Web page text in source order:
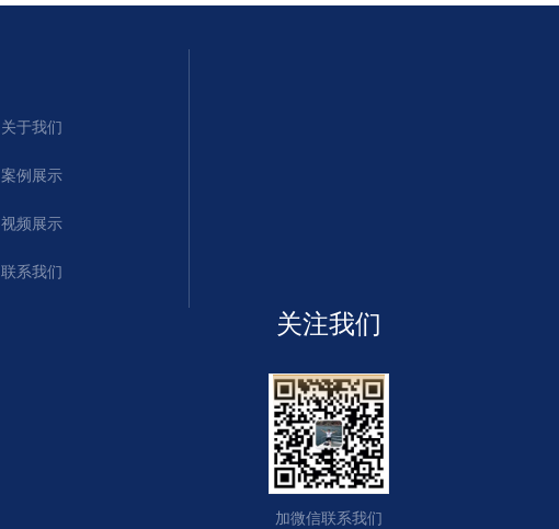
关于我们
案例展示
视频展示
联系我们
关注我们
加微信联系我们